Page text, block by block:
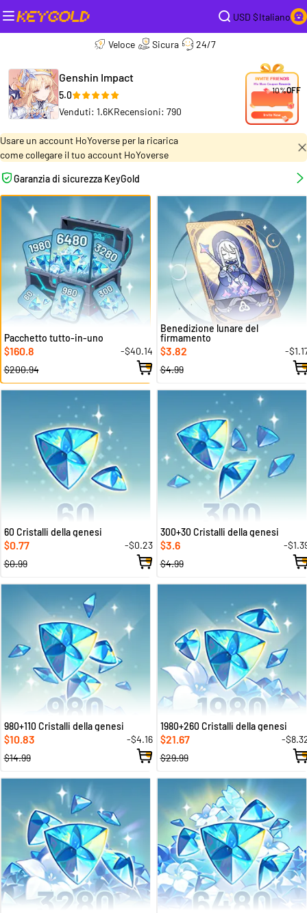
USD $Italiano
Veloce Sicura 24/7
Genshin Impact
5.0
Venduti: 1.6KRecensioni: 790
10%OFF
Usare un account HoYoverse per la ricarica
come collegare il tuo account HoYoverse
Garanzia di sicurezza KeyGold
Pacchetto tutto-in-uno
$160.8
-$40.14
$200.94
Benedizione lunare del
firmamento
$3.82
-
$4.99
60 Cristalli della genesi
$0.77
-$0.23
$0.99
300+30 Cristalli della genesi
$3.6
-
$4.99
980+110 Cristalli della genesi
$10.83
-$4.16
$14.99
1980+260 Cristalli della genesi
$21.67
-
$29.99